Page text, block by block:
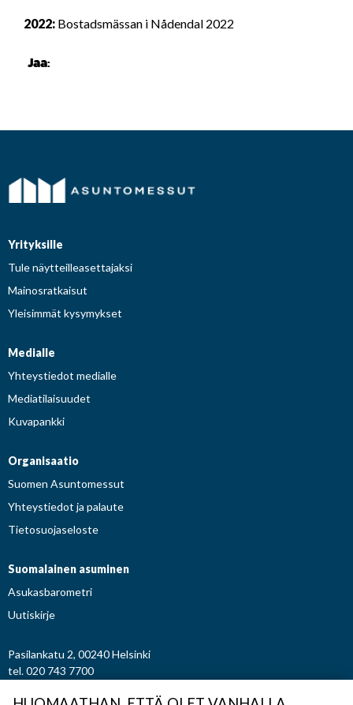
2022: Bostadsmässan i Nådendal 2022
Jaa:
Yrityksille
Tule näytteilleasettajaksi
Mainosratkaisut
Yleisimmät kysymykset
Medialle
Yhteystiedot medialle
Mediatilaisuudet
Kuvapankki
Organisaatio
Suomen Asuntomessut
Yhteystiedot ja palaute
Tietosuojaseloste
Suomalainen asuminen
Asukasbarometri
Uutiskirje
Pasilankatu 2, 00240 Helsinki
tel. 020 743 7700